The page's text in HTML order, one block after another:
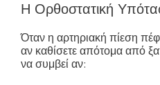
Η Ορθοστατική
Όταν η αρτηριακή πίεση
αν καθίσετε απότομα από
να συμβεί αν: